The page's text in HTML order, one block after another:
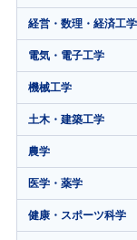
経営・数理・経済工学
電気・電子工学
機械工学
土木・建築工学
農学
医学・薬学
健康・スポーツ科学